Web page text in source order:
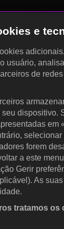
e
usuário,
de
dispositivo.
em
forem
a este
Gerir
As
tratamos os